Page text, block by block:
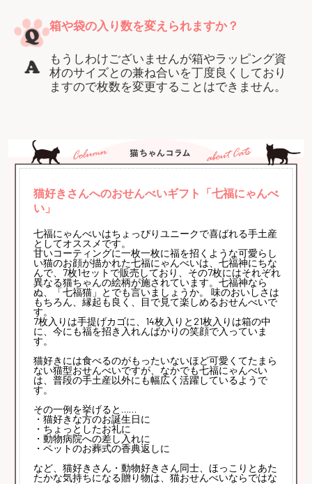
箱や袋の入り数を変えられますか？
もうしわけございませんが箱やラッピング資
材のサイズとの兼ね合いを丁度良くしており
ますので枚数を変更することはできません。
猫好きさんへのおせんべいギフト「七福にゃんべ
い」
七福にゃんべいはちょっぴりユニークで喜ばれる手土産
としてオススメです。
甘いコーティングに一枚一枚に福を招くような可愛らし
い猫のお顔が描かれた七福にゃんべいは、七福神にちな
んで、7枚1セットで販売しており、その7枚にはそれぞれ
異なる猫ちゃんの絵柄が施されています。七福神なら
ぬ、「七福猫」とでも言いましょうか。 味のおいしさは
もちろん、縁起も良く、目で見て楽しめるおせんべいで
す。
7枚入りは手提げカゴに、14枚入りと21枚入りは箱の中
に、今にも福を招き入れんばかりの笑顔で入っていま
す。
猫好きには食べるのがもったいないほど可愛くてたまら
ない猫型おせんべいですが、なかでも七福にゃんべい
は、普段の手土産以外にも幅広く活躍しているようで
す。
その一例を挙げると……
・猫好きな方のお誕生日に
・ちょっとしたお礼に
・動物病院への差し入れに
・ペットのお葬式の香典返しに
など、猫好きさん・動物好きさん同士、ほっこりとあた
たかな気持ちになる贈り物は、猫おせんべいならではな